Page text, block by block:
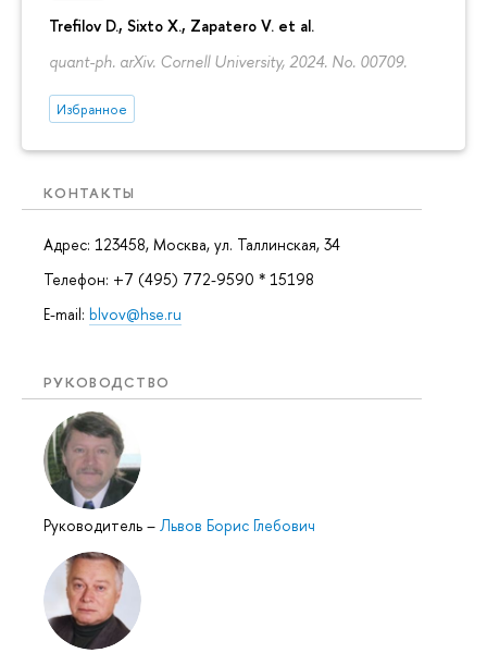
Trefilov D., Sixto X., Zapatero V. et al.
quant-ph. arXiv. Cornell University, 2024. No. 00709.
Избранное
КОНТАКТЫ
Адрес: 123458, Москва, ул. Таллинская, 34
Телефон: +7 (495) 772-9590 * 15198
E-mail: blvov@hse.ru
РУКОВОДСТВО
Руководитель – Львов Борис Глебович